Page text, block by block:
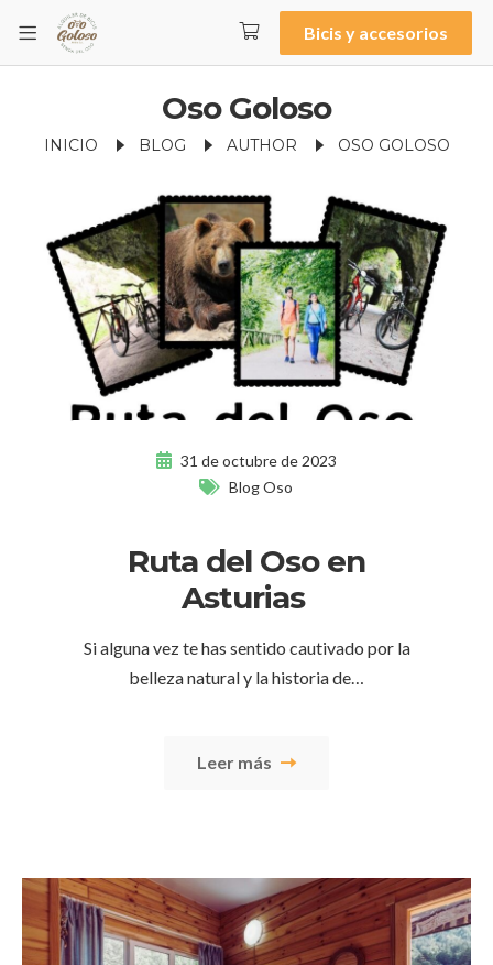
Bicis y accesorios
Oso Goloso
INICIO BLOG AUTHOR OSO GOLOSO
31 de octubre de 2023
Blog Oso
Ruta del Oso en
Asturias
Si alguna vez te has sentido cautivado por la
belleza natural y la historia de…
Leer más